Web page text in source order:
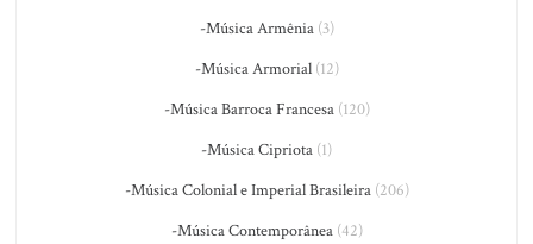
-Música Armênia(3)
-Música Armorial(12)
-Música Barroca Francesa(120)
-Música Cipriota (1)
-Música Colonial e Imperial Brasileira(206)
-Música Contemporânea(42)